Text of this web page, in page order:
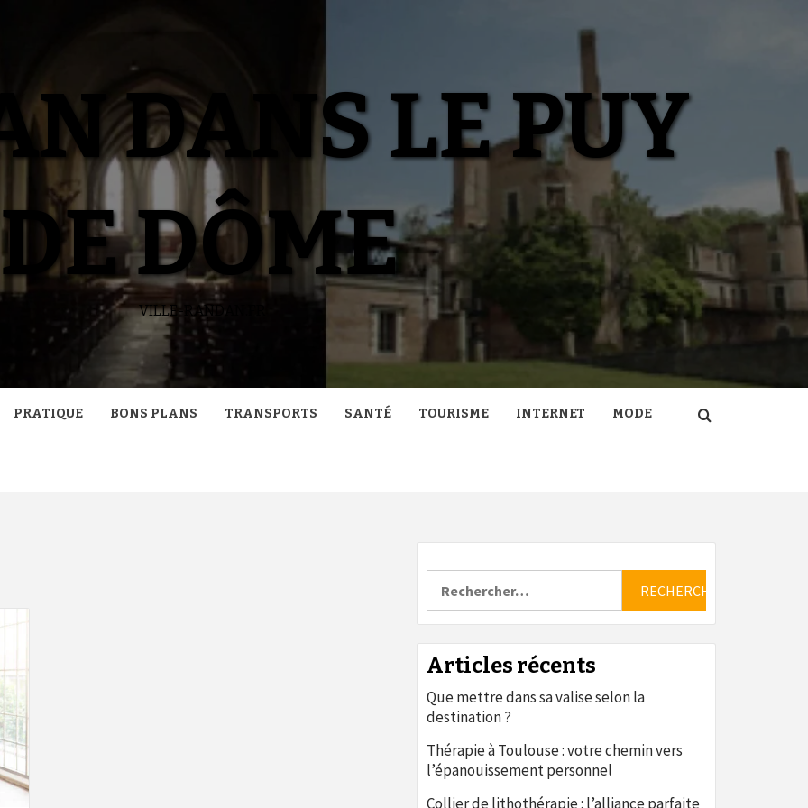
DANS LE PUY
DE DÔME
VILLE-RANDAN.FR
PRATIQUE BONS PLANS TRANSPORTS SANTÉ TOURISME INTERNET MODE
Articles récents
Que mettre dans sa valise selon la
destination ?
Thérapie à Toulouse : votre chemin vers
l’épanouissement personnel
Collier de lithothérapie : l’alliance parfaite